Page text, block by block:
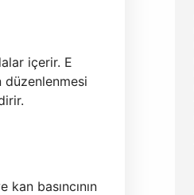
içerir. E
düzenlenmesi
basıncının